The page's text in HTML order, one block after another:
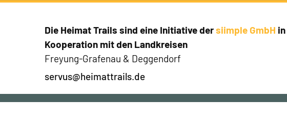
Die Heimat Trails sind eine Initiative dersiimple GmbH in
Kooperation mit den Landkreisen
Freyung-Grafenau & Deggendorf
servus@heimattrails.de